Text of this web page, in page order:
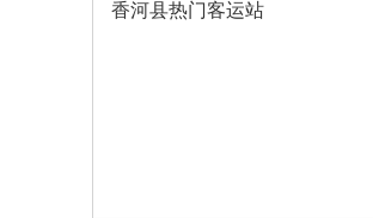
香河县热门客运站